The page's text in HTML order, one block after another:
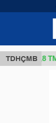
TDHÇMB
37,8 ТМТ